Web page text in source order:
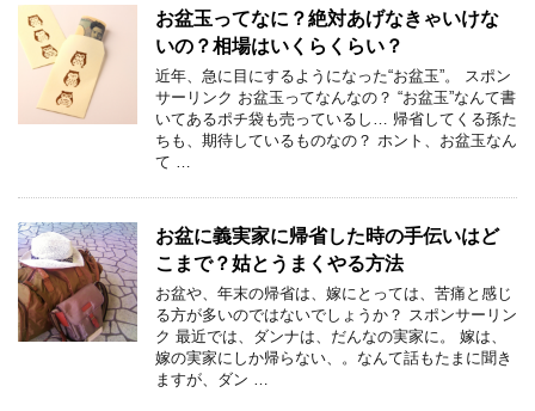
お盆玉ってなに？絶対あげなきゃいけな
いの？相場はいくらくらい？
近年、急に目にするようになった“お盆玉”。 スポン
サーリンク お盆玉ってなんなの？ “お盆玉”なんて書
いてあるポチ袋も売っているし… 帰省してくる孫た
ちも、期待しているものなの？ ホント、お盆玉なん
て …
お盆に義実家に帰省した時の手伝いはど
こまで？姑とうまくやる方法
お盆や、年末の帰省は、嫁にとっては、苦痛と感じ
る方が多いのではないでしょうか？ スポンサーリン
ク 最近では、ダンナは、だんなの実家に。 嫁は、
嫁の実家にしか帰らない、。なんて話もたまに聞き
ますが、ダン …